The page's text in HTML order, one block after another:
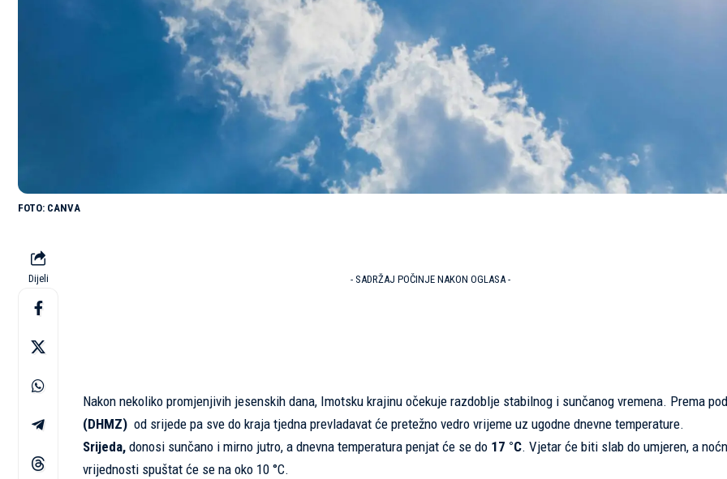
CANVA
Dijeli - SADRŽAJ POČINJE NAKON OGLASA -
Nakon nekoliko promjenjivih jesenskih dana, Imotsku krajinu očekuje razdoblje stabilnog i sunčanog vremena. Prema
(DHMZ) od srijede pa sve do kraja tjedna prevladavat će pretežno vedro vrijeme uz ugodne dnevne temperature.
Srijeda, donosi sunčano i mirno jutro, a dnevna temperatura penjat će se do 17 °C. Vjetar će biti slab do umjeren, a
vrijednosti spuštat će se na oko 10 °C.